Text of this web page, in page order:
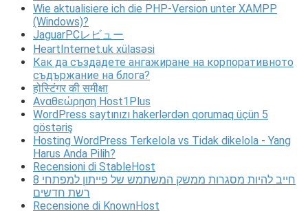
Wie aktualisiere ich die PHP-Version unter XAMPP
(Windows)?
JaguarPCレビュー
HeartInternet.uk xülasəsi
Как да създадете ангажиране на корпоративното
съдържание на блога?
होस्टिंगर की समीक्षा
Αναθεώρηση Host1Plus
WordPress saytınızı hakerlərdən qorumaq üçün 5
göstəriş
Hosting WordPress Terkelola vs Tidak dikelola - Yang
Harus Anda Pilih?
Recensioni di StableHost
8 חייב להיות מסגרות ממשק המשתמש של פייתון למפתחי
רשת חדשים
Recensione di KnownHost